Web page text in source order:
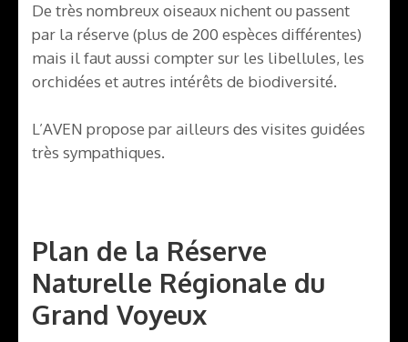
De très nombreux oiseaux nichent ou passent
par la réserve (plus de 200 espèces différentes)
mais il faut aussi compter sur les libellules, les
orchidées et autres intérêts de biodiversité.
L’AVEN propose par ailleurs des visites guidées
très sympathiques.
Plan de la Réserve
Naturelle Régionale du
Grand Voyeux